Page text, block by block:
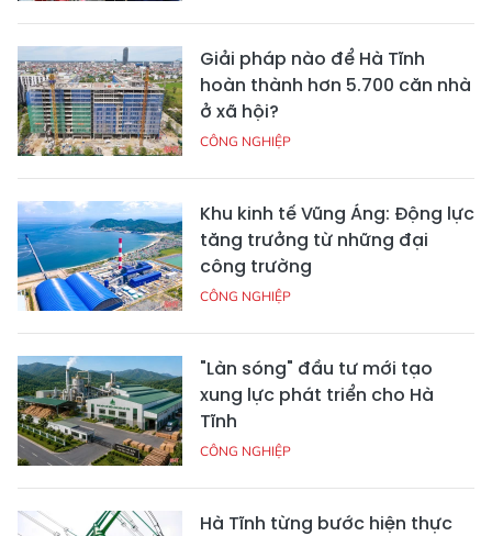
Giải pháp nào để Hà Tĩnh
hoàn thành hơn 5.700 căn nhà
ở xã hội?
CÔNG NGHIỆP
Khu kinh tế Vũng Áng: Động lực
tăng trưởng từ những đại
công trường
CÔNG NGHIỆP
"Làn sóng" đầu tư mới tạo
xung lực phát triển cho Hà
Tĩnh
CÔNG NGHIỆP
Hà Tĩnh từng bước hiện thực